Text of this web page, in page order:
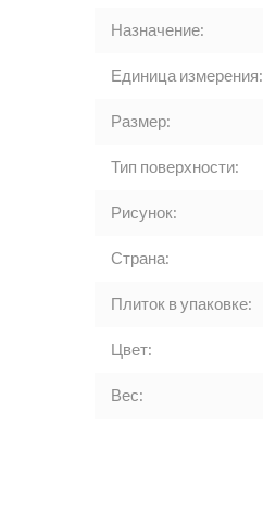
Назначение:
Единица измерения:
Размер:
Тип поверхности:
Рисунок:
Страна:
Плиток в упаковке:
Цвет:
Вес: